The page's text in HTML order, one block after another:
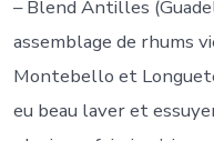
– Blend Antilles
assemblage de rhums
Montebello et
eu beau laver et